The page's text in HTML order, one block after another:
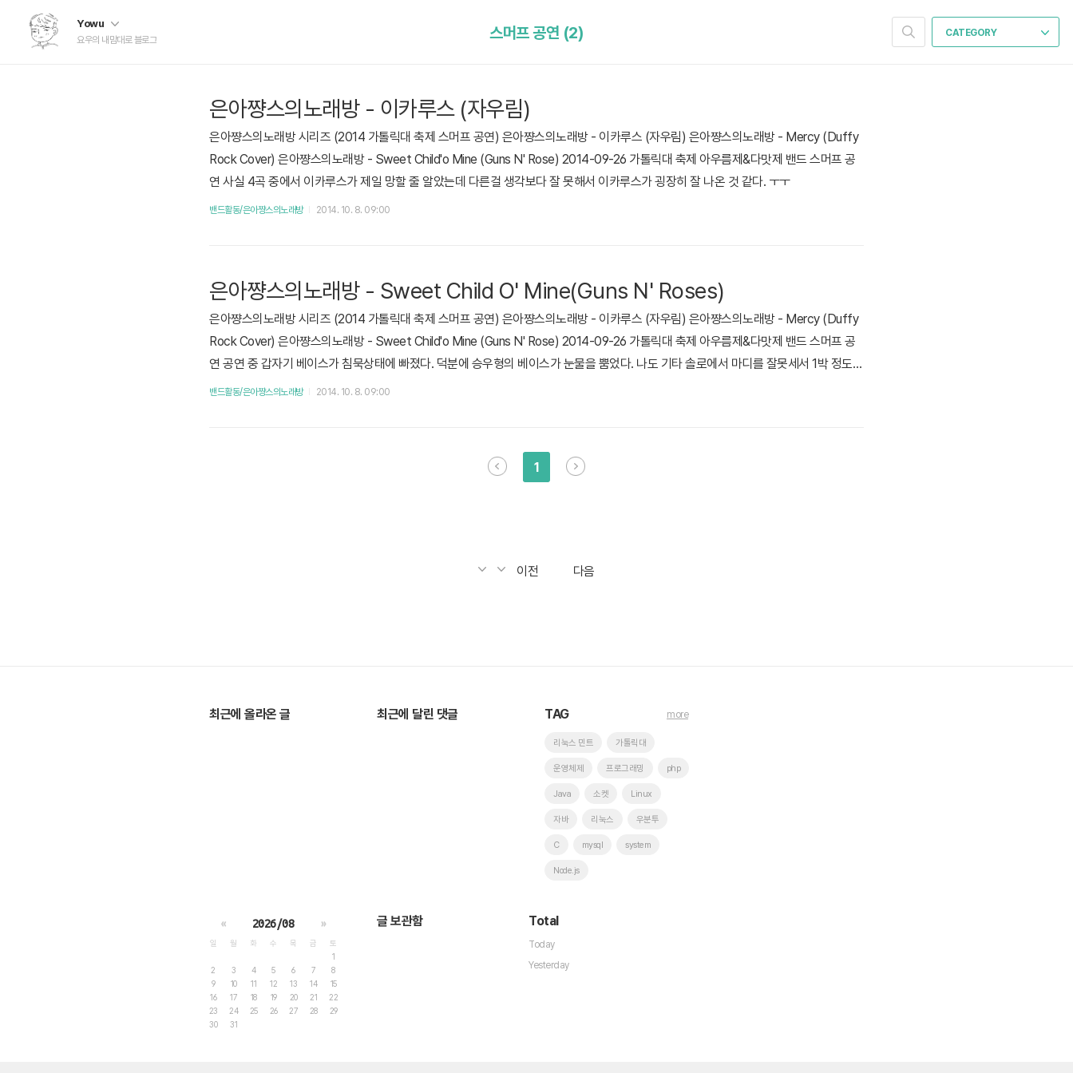
Yowu
요우의 내맘대로 블로그
CATEGORY
스머프 공연 (2)
은아쨩스의노래방 - 이카루스 (자우림)
은아쨩스의노래방 시리즈 (2014 가톨릭대 축제 스머프 공연) 은아쨩스의노래방 - 이카루스 (자우림) 은아쨩스의노래방 - Mercy (Duffy
Rock Cover) 은아쨩스의노래방 - Sweet Child'o Mine (Guns N' Rose) 2014-09-26 가톨릭대 축제 아우름제&다맛제 밴드 스머프 공
연 사실 4곡 중에서 이카루스가 제일 망할 줄 알았는데 다른걸 생각보다 잘 못해서 이카루스가 굉장히 잘 나온 것 같다. ㅜㅜ
밴드활동/은아쨩스의노래방 2014. 10. 8. 09:00
은아쨩스의노래방 - Sweet Child O' Mine(Guns N' Roses)
은아쨩스의노래방 시리즈 (2014 가톨릭대 축제 스머프 공연) 은아쨩스의노래방 - 이카루스 (자우림) 은아쨩스의노래방 - Mercy (Duffy
Rock Cover) 은아쨩스의노래방 - Sweet Child'o Mine (Guns N' Rose) 2014-09-26 가톨릭대 축제 아우름제&다맛제 밴드 스머프 공
연 공연 중 갑자기 베이스가 침묵상태에 빠졌다. 덕분에 승우형의 베이스가 눈물을 뿜었다. 나도 기타 솔로에서 마디를 잘못세서 1박 정도
늦게 들어갔다. 스윗차일드는 분명히 좋은 곡이지만 너무 길다. ㅜㅜ 개인적으로 지금까지 드럼라인을 딴 곡 중에서 가장 오래 걸린 곡 아래
밴드활동/은아쨩스의노래방 2014. 10. 8. 09:00
1
이전 다음
최근에 올라온 글 최근에 달린 댓글 TAG
리눅스 민트 가톨릭대
운영체제 프로그래밍 php
Java 소켓 Linux
자바 리눅스 우분투
C mysql system
Node.js
more
« 2026/08 »
일 월 화 수 목 금
토
1
2
3 4 5 6 7
8
9
10 11 12 13 14
15
16
17 18 19 20 21
22
23
24 25 26 27 28
29
30
31
글 보관함 Total
Today
Yesterday